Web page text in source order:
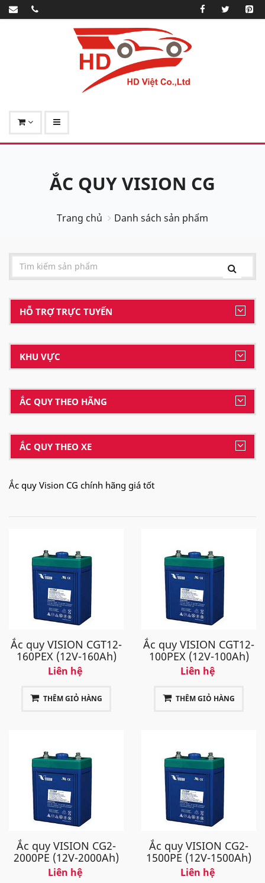
ẮC QUY VISION CG
Trang chủ Danh sách sản phẩm
HỖ TRỢ TRỰC TUYẾN
KHU VỰC
ẮC QUY THEO HÃNG
ẮC QUY THEO XE
Ắc quy Vision CG chính hãng giá tốt
Ắc quy VISION CGT12-
160PEX (12V-160Ah)
Liên hệ
THÊM GIỎ HÀNG
Ắc quy VISION CGT12-
100PEX (12V-100Ah)
Liên hệ
THÊM GIỎ HÀNG
Ắc quy VISION CG2-
2000PE (12V-2000Ah)
Liên hệ
Ắc quy VISION CG2-
1500PE (12V-1500Ah)
Liên hệ